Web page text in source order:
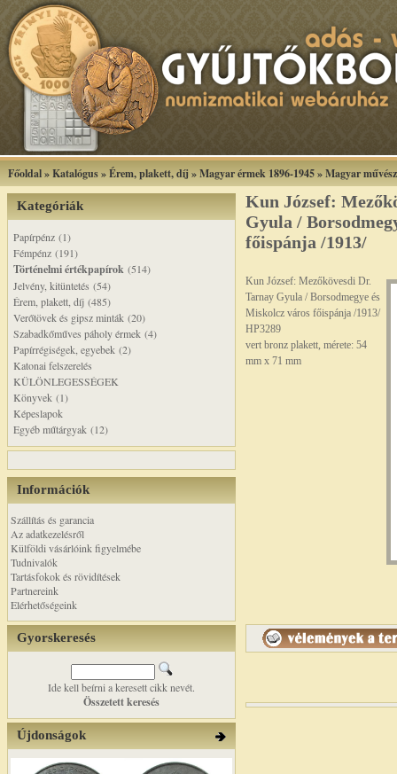
Főoldal»Katalógus»Érem, plakett, díj »Magyar érmek 1896-1945»Magyar
Kategóriák
Papírpénz (1)
Fémpénz (191)
Történelmi értékpapírok (514)
Jelvény, kitüntetés (54)
Érem, plakett, díj (485)
Verőtövek és gipsz minták (20)
Szabadkőműves páholy érmek (4)
Papírrégiségek, egyebek (2)
Katonai felszerelés
KÜLÖNLEGESSÉGEK
Könyvek (1)
Képeslapok
Egyéb műtárgyak (12)
Információk
Szállítás és garancia
Az adatkezelésről
Külföldi vásárlóink figyelmébe
Tudnivalók
Tartásfokok és rövidítések
Partnereink
Elérhetőségeink
Gyorskeresés
Ide kell beírni a keresett cikk nevét.
Összetett keresés
Újdonságok
Kun József:
Gyula /
főispánja /1913/
Kun József: Mezőkövesdi Dr.
Tarnay Gyula / Borsodmegye és
Miskolcz város főispánja /1913/
HP3289
vert bronz plakett, mérete: 54
mm x 71 mm